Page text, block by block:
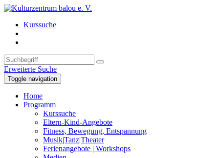
Kurssuche
Erweiterte Suche
Toggle navigation
Home
Programm
Kurssuche
Eltern-Kind-Angebote
Fitness, Bewegung, Entspannung
Musik|Tanz|Theater
Ferienangebote | Workshops